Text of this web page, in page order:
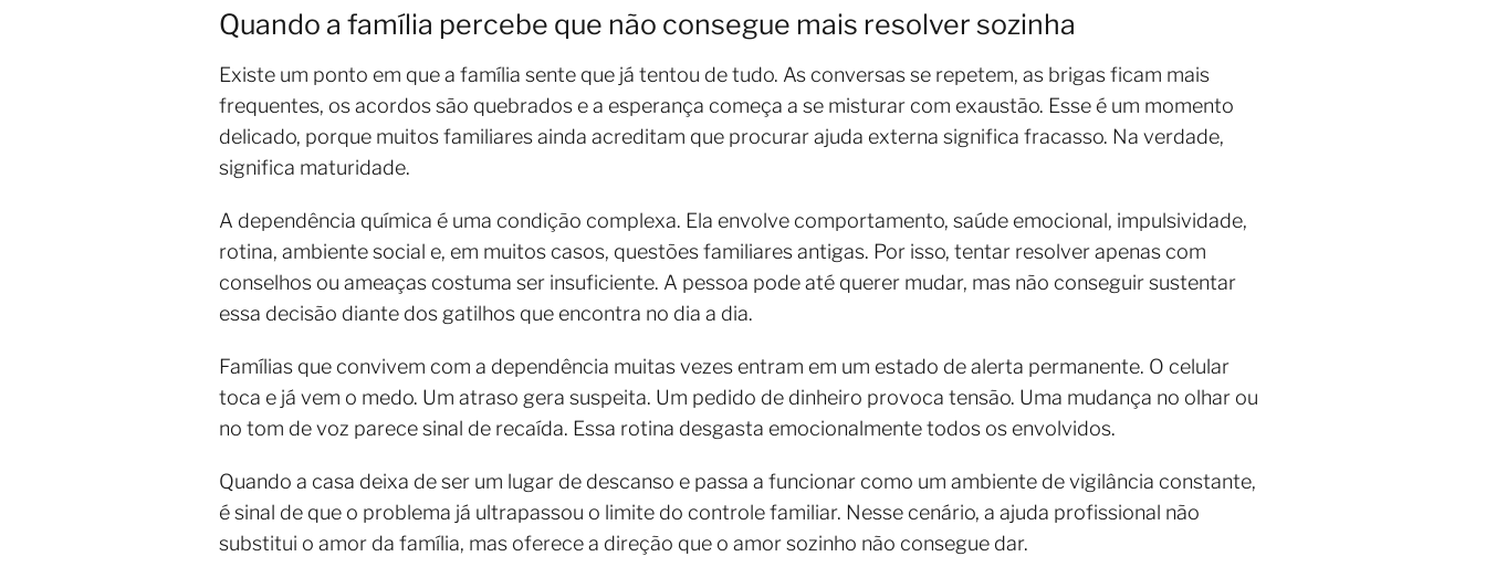
Quando a família percebe que não consegue mais resolver sozinha
Existe um ponto em que a família sente que já tentou de tudo. As conversas se repetem, as brigas ficam mais
frequentes, os acordos são quebrados e a esperança começa a se misturar com exaustão. Esse é um momento
delicado, porque muitos familiares ainda acreditam que procurar ajuda externa significa fracasso. Na verdade,
significa maturidade.
A dependência química é uma condição complexa. Ela envolve comportamento, saúde emocional, impulsividade,
rotina, ambiente social e, em muitos casos, questões familiares antigas. Por isso, tentar resolver apenas com
conselhos ou ameaças costuma ser insuficiente. A pessoa pode até querer mudar, mas não conseguir sustentar
essa decisão diante dos gatilhos que encontra no dia a dia.
Famílias que convivem com a dependência muitas vezes entram em um estado de alerta permanente. O celular
toca e já vem o medo. Um atraso gera suspeita. Um pedido de dinheiro provoca tensão. Uma mudança no olhar ou
no tom de voz parece sinal de recaída. Essa rotina desgasta emocionalmente todos os envolvidos.
Quando a casa deixa de ser um lugar de descanso e passa a funcionar como um ambiente de vigilância constante,
é sinal de que o problema já ultrapassou o limite do controle familiar. Nesse cenário, a ajuda profissional não
substitui o amor da família, mas oferece a direção que o amor sozinho não consegue dar.